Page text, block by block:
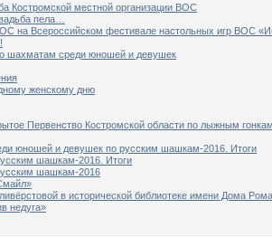
Костромской местной организации ВОС
пела…
на Всероссийском фестивале настольных игр ВОС
шахматам среди юношей и девушек
женскому дню
Первенство Костромской области по лыжным
юношей и девушек по русским шашкам-2016. Итоги
шашкам-2016. Итоги
шашкам-2016
в исторической библиотеке имени Дома
недуга»